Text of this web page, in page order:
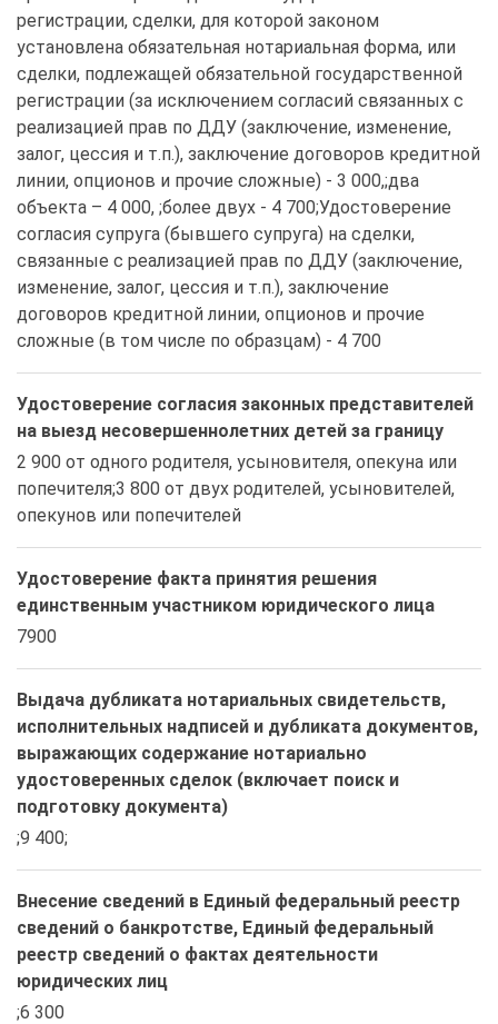
регистрации, сделки, для которой законом
установлена обязательная нотариальная форма, или
сделки, подлежащей обязательной государственной
регистрации (за исключением согласий связанных с
реализацией прав по ДДУ (заключение, изменение,
залог, цессия и т.п.), заключение договоров кредитной
линии, опционов и прочие сложные) - 3 000,;два
объекта – 4 000, ;более двух - 4 700;Удостоверение
согласия супруга (бывшего супруга) на сделки,
связанные с реализацией прав по ДДУ (заключение,
изменение, залог, цессия и т.п.), заключение
договоров кредитной линии, опционов и прочие
сложные (в том числе по образцам) - 4 700
Удостоверение согласия законных представителей
на выезд несовершеннолетних детей за границу
2 900 от одного родителя, усыновителя, опекуна или
попечителя;3 800 от двух родителей, усыновителей,
опекунов или попечителей
Удостоверение факта принятия решения
единственным участником юридического лица
7900
Выдача дубликата нотариальных свидетельств,
исполнительных надписей и дубликата документов,
выражающих содержание нотариально
удостоверенных сделок (включает поиск и
подготовку документа)
;9 400;
Внесение сведений в Единый федеральный реестр
сведений о банкротстве, Единый федеральный
реестр сведений о фактах деятельности
юридических лиц
;6 300